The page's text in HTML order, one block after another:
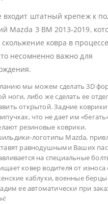
входит штатный крепеж к
Mazda 3 BM 2013-2019,
ковра в процессе
несомненно важно для
мы можем сделать 3D
ноги, либо же сделать ее
открытой. Задние коврики
что не дает им
резиновые коврики.
логотипы Mazda,
равнодушными Ваших
на специальные
ковер водителя от износа
каблуки, военные берцы
ее автоматически при